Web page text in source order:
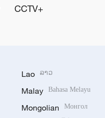
CCTV+
Lao ລາວ
Malay Bahasa Melayu
Mongolian Монгол